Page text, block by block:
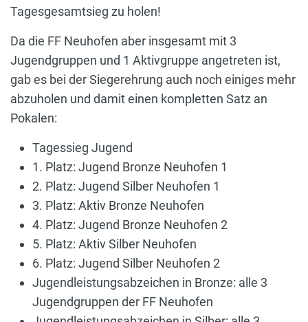
Tagesgesamtsieg zu holen!
Da die FF Neuhofen aber insgesamt mit 3
Jugendgruppen und 1 Aktivgruppe angetreten ist,
gab es bei der Siegerehrung auch noch einiges mehr
abzuholen und damit einen kompletten Satz an
Pokalen:
Tagessieg Jugend
1. Platz: Jugend Bronze Neuhofen 1
2. Platz: Jugend Silber Neuhofen 1
3. Platz: Aktiv Bronze Neuhofen
4. Platz: Jugend Bronze Neuhofen 2
5. Platz: Aktiv Silber Neuhofen
6. Platz: Jugend Silber Neuhofen 2
Jugendleistungsabzeichen in Bronze: alle 3
Jugendgruppen der FF Neuhofen